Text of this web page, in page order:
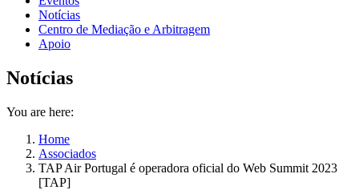
Notícias
Centro de Mediação e Arbitragem
Apoio
Notícias
You are here:
Home
Associados
TAP Air Portugal é operadora oficial do Web Summit 2023
[TAP]